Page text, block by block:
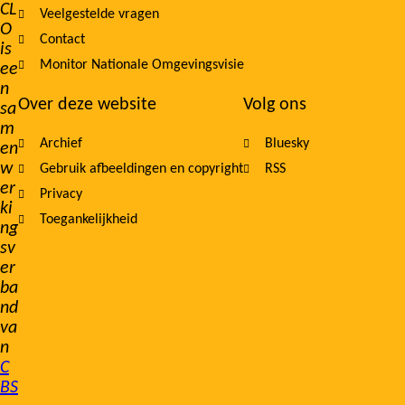
CL
O
is
ee
n
sa
m
en
w
er
ki
ng
sv
er
ba
nd
va
n
C
BS
Veelgestelde vragen
Contact
Monitor Nationale Omgevingsvisie
Over deze website
Archief
Gebruik afbeeldingen en copyright
Privacy
Toegankelijkheid
Volg ons
Bluesky
RSS